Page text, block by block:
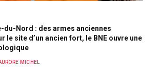
du-Nord : des armes anciennes
le site d’un ancien fort, le BNE ouvre une
MICHEL